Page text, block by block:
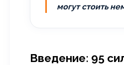
могут стоить
Введение: 95